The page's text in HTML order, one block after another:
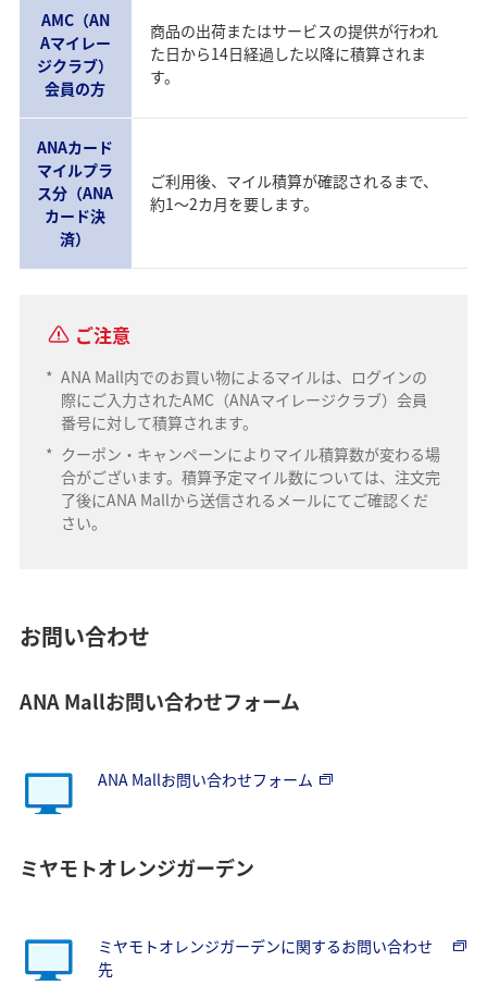
AMC（AN
Aマイレー
ジクラブ）
会員の方
商品の出荷またはサービスの提供が行われ
た日から14日経過した以降に積算されま
す。
ANAカード
マイルプラ
ス分（ANA
カード決
済）
ご利用後、マイル積算が確認されるまで、
約1～2カ月を要します。
ご注意
* ANA Mall内でのお買い物によるマイルは、ログインの
際にご入力されたAMC（ANAマイレージクラブ）会員
番号に対して積算されます。
* クーポン・キャンペーンによりマイル積算数が変わる場
合がございます。積算予定マイル数については、注文完
了後にANA Mallから送信されるメールにてご確認くだ
さい。
お問い合わせ
ANA Mallお問い合わせフォーム
ANA Mallお問い合わせフォーム
ミヤモトオレンジガーデン
ミヤモトオレンジガーデンに関するお問い合わせ
先